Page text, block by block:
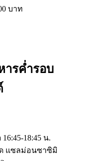
บาท
ารค่ำรอบ
18:45 น.
แซลม่อนซาซิมิ